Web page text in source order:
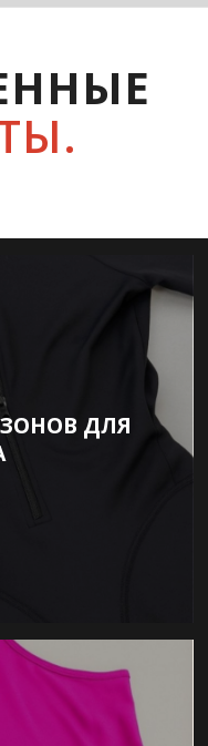
ДЛЯ